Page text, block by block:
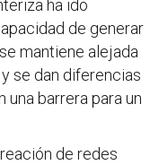
ha ido
de generar
mantiene alejada
se dan diferencias
barrera para un
de redes